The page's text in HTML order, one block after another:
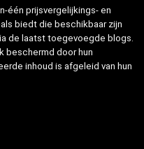
één prijsvergelijkings- en
biedt die beschikbaar zijn
de laatst toegevoegde blogs.
beschermd door hun
inhoud is afgeleid van hun